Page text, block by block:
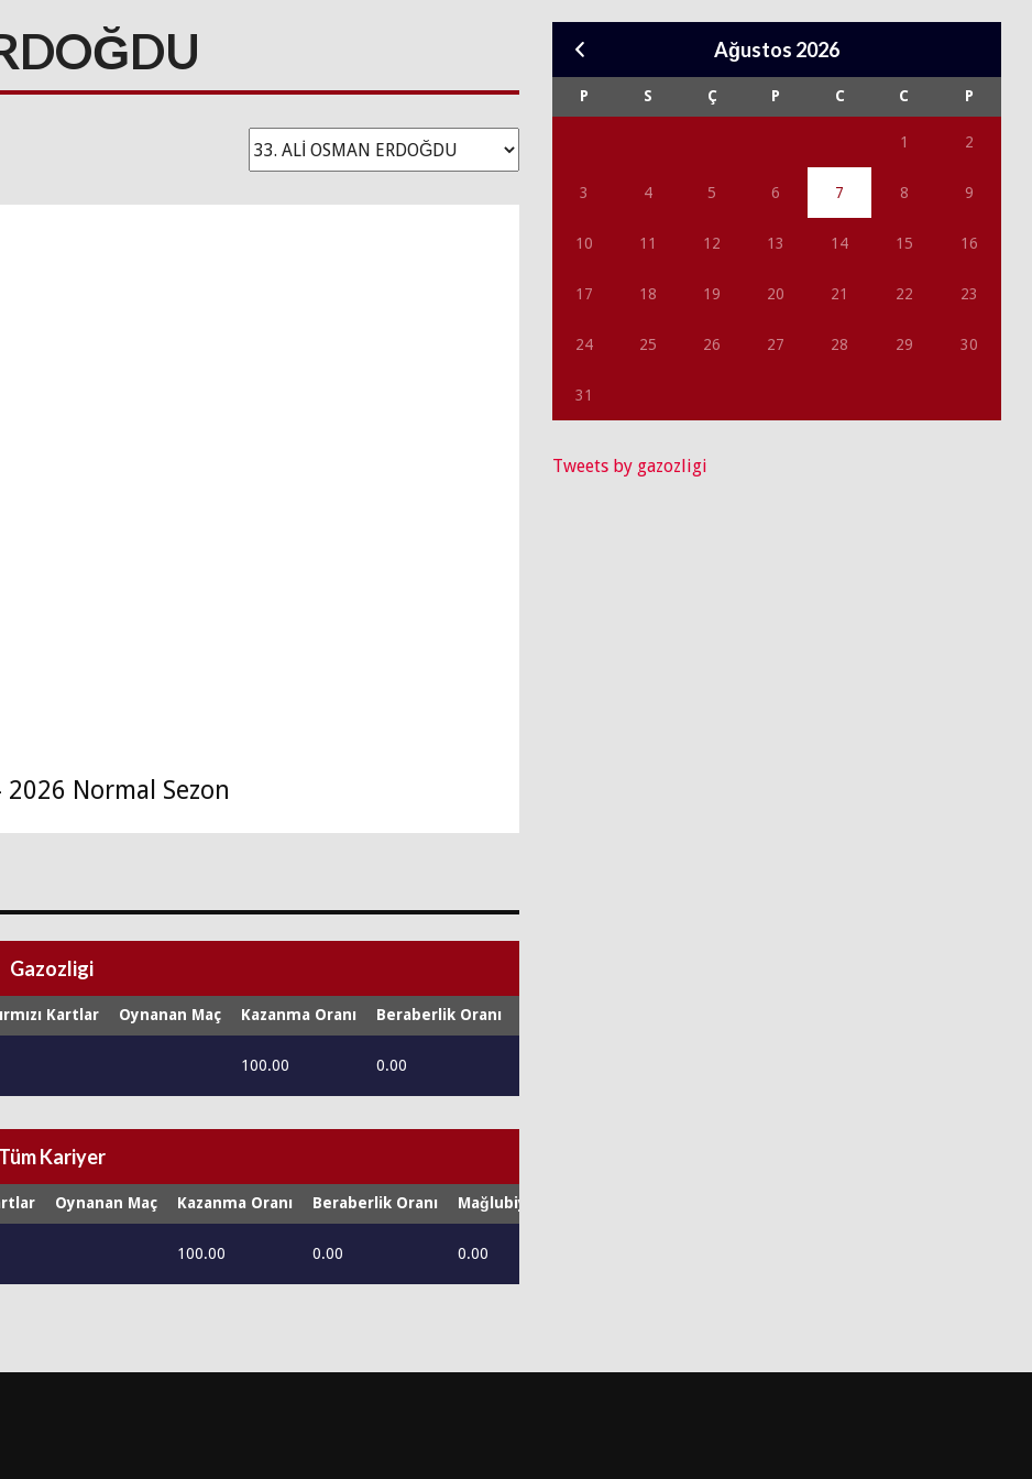
Normal Sezon
Gazozligi
Kartlar Oynanan Maç Kazanma Oranı Beraberlik Oranı
100.00 0.00
Tüm Kariyer
Oynanan Maç Kazanma Oranı Beraberlik Oranı Mağlubiyet Oranı
100.00 0.00 0.00
Ağustos 2026
P S Ç P C C P
1 2
3 4 5 6 7 8 9
10 11 12 13 14 15 16
17 18 19 20 21 22 23
24 25 26 27 28 29 30
31
Tweets by gazozligi